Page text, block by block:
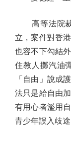
高等法院裁
立，案件對香
也容不下勾結
住教人擲汽油
「自由」說成
法只是給自由
有用心者濫用
青少年誤入歧途